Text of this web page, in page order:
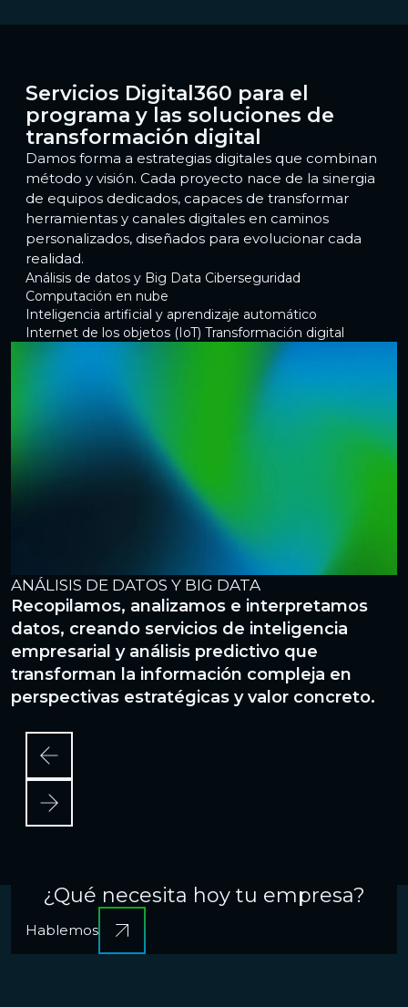
Servicios Digital360 para el
programa y las soluciones de
transformación digital
Damos forma a estrategias digitales que combinan
método y visión. Cada proyecto nace de la sinergia
de equipos dedicados, capaces de transformar
herramientas y canales digitales en caminos
personalizados, diseñados para evolucionar cada
realidad.
Análisis de datos y Big Data Ciberseguridad
Computación en nube
Inteligencia artificial y aprendizaje automático
Internet de los objetos (IoT) Transformación digital
ANÁLISIS DE DATOS Y BIG DATA
Recopilamos, analizamos e interpretamos
datos, creando servicios de inteligencia
empresarial y análisis predictivo que
transforman la información compleja en
perspectivas estratégicas y valor concreto.
¿Qué necesita hoy tu empresa?
Hablemos